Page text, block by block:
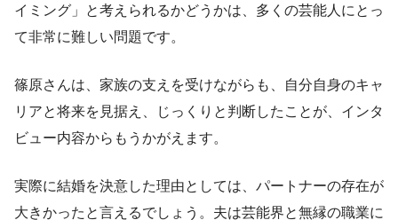
イミング」と考えられるかどうかは、多くの芸能人にとっ
て非常に難しい問題です。
篠原さんは、家族の支えを受けながらも、自分自身のキャ
リアと将来を見据え、じっくりと判断したことが、インタ
ビュー内容からもうかがえます。
実際に結婚を決意した理由としては、パートナーの存在が
大きかったと言えるでしょう。夫は芸能界と無縁の職業に